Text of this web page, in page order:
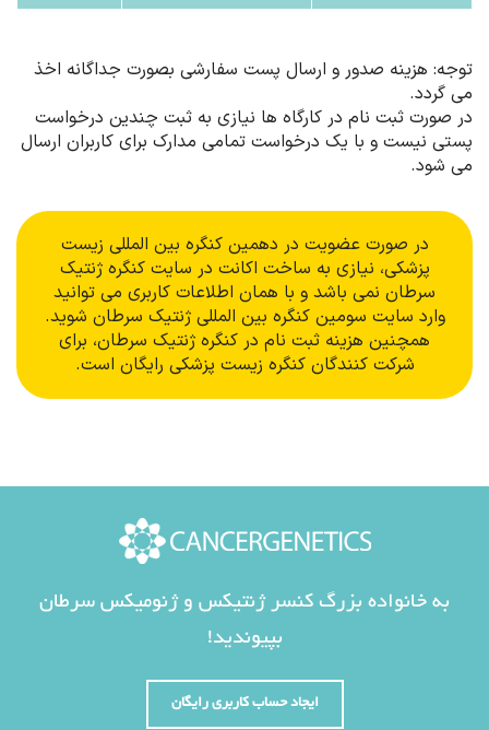
توجه: هزینه صدور و ارسال پست سفارشی بصورت جداگانه اخذ
می گردد.
در صورت ثبت نام در کارگاه ها نیازی به ثبت چندین درخواست
پستی نیست و با یک درخواست تمامی مدارک برای کاربران ارسال
می شود.
در صورت عضویت در دهمین کنگره بین المللی زیست
پزشکی، نیازی به ساخت اکانت در سایت کنگره ژنتیک
سرطان نمی باشد و با همان اطلاعات کاربری می توانید
وارد سایت سومین کنگره بین المللی ژنتیک سرطان شوید.
همچنین هزینه ثبت نام در کنگره ژنتیک سرطان، برای
شرکت کنندگان کنگره زیست پزشکی رایگان است.
به خانواده بزرگ کنسر ژنتیکس و ژنومیکس سرطان
بپیوندید!
ایجاد حساب کاربری رایگان